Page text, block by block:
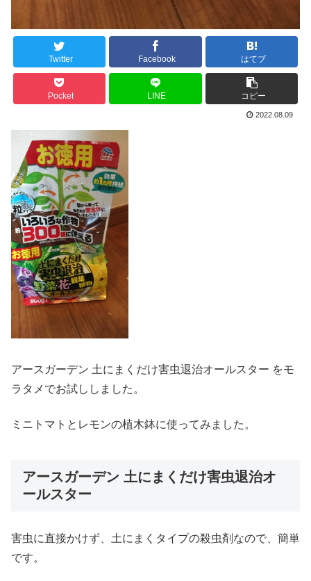
Twitter Facebook はてブ
Pocket LINE コピー
2022.08.09
アースガーデン 土にまくだけ害虫退治オールスター をモ
ラタメでお試ししました。
ミニトマトとレモンの植木鉢に使ってみました。
アースガーデン 土にまくだけ害虫退治オ
ールスター
害虫に直接かけず、土にまくタイプの殺虫剤なので、簡単
です。